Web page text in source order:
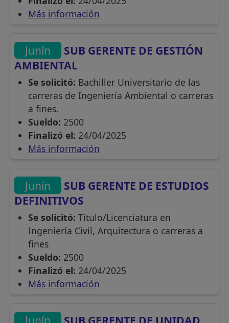
Más información
Junín
SUB GERENTE DE GESTIÓN
AMBIENTAL
Se solicitó: Bachiller Universitario de las
carreras de Ingeniería Ambiental o carreras
a fines.
Sueldo: 2500
Finalizó el: 24/04/2025
Más información
Junín
SUB GERENTE DE ESTUDIOS
DEFINITIVOS
Se solicitó: Título/Licenciatura en
Ingeniería Civil, Arquitectura o carreras a
fines
Sueldo: 2500
Finalizó el: 24/04/2025
Más información